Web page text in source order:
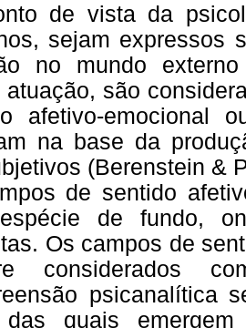
de vista da
sejam expressos
no mundo
atuação, são
afetivo-emocional
na base da
(Berenstein &
de sentido
de fundo,
Os campos de
considerados
psicanalítica
das quais